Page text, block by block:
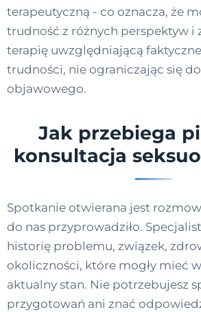
terapeutyczną - co oznacza, że
trudność z różnych perspektyw i
terapię uwzględniającą
trudności, nie ograniczając się
objawowego.
Jak przebiega
konsultacja
Spotkanie otwierana jest
do nas przyprowadziło.
historię problemu, związek,
okoliczności, które mogły mieć
aktualny stan. Nie potrzebujesz
przygotowań ani znać